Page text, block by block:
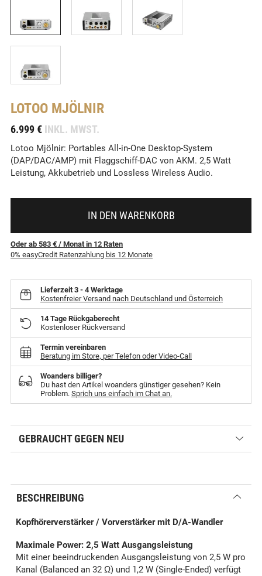
LOTOO MJÖLNIR
6.999 € INKL. MWST.
Lotoo Mjölnir: Portables All-in-One Desktop-System
(DAP/DAC/AMP) mit Flaggschiff-DAC von AKM. 2,5 Watt
Leistung, Akkubetrieb und Lossless Wireless Audio.
IN DEN WARENKORB
Oder ab 583 € / Monatin 12 Raten
0% easyCredit Ratenzahlung bis 12 Monate
Lieferzeit3 - 4 Werktage
Kostenfreier Versand nach Deutschland und Österreich
14 Tage Rückgaberecht
Kostenloser Rückversand
Termin vereinbaren
Beratung im Store, per Telefon oder Video-Call
Woanders billiger?
Du hast den Artikel woanders günstiger gesehen? Kein
Problem. Sprich uns einfach im Chat an.
GEBRAUCHT GEGEN NEU
BESCHREIBUNG
Kopfhörerverstärker / Vorverstärker mit D/A-Wandler
Maximale Power: 2,5 Watt Ausgangsleistung
Mit einer beeindruckenden Ausgangsleistung von 2,5 W pro
Kanal (Balanced an 32 Ω) und 1,2 W (Single-Ended) verfügt